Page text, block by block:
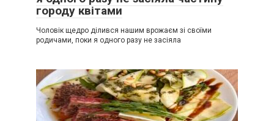
городу квітами
Чоловік щедро ділився нашим врожаєм зі своїми
родичами, поки я одного разу не засіяла